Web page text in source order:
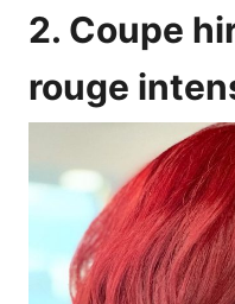
2. Coupe
rouge